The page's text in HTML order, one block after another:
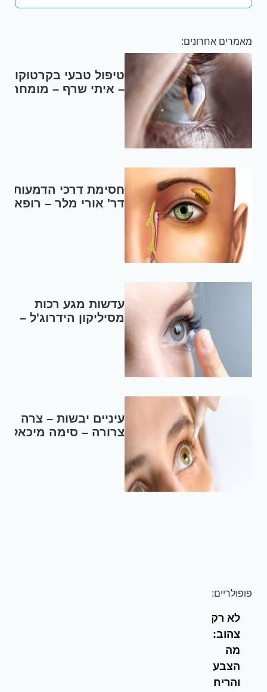
מאמרים אחרונים:
טיפול טבעי
– איתי שרף – מומחה
חסימת דרכי הדמעות –
דר' אורי מלר – רופא
עדשות מגע רכות
מסיליקון הידרוג'ל –
עיניים יבשות – צרה
צרורה – סימה מיכאלי
פופולריים:
לא רק
צהוב:
מה
הצבע
והריח